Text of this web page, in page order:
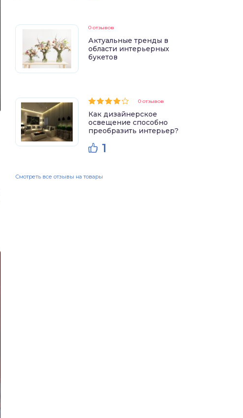
0 отзывов
Актуальные тренды в
области интерьерных
букетов
0 отзывов
Как дизайнерское
освещение способно
преобразить интерьер?
1
Смотреть все отзывы на товары